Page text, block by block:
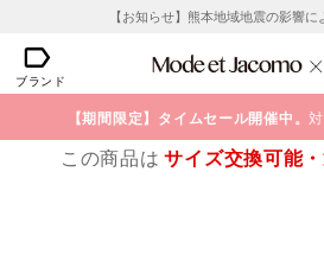
【お知らせ】熊本地域地震の影響に
ブランド
【期間限定】タイムセール開催中。
この商品はサイズ交換可能